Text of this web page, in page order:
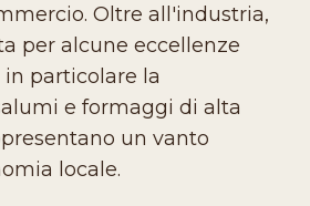
Oltre all'industria,
per alcune eccellenze
particolare la
e formaggi di alta
un vanto
locale.